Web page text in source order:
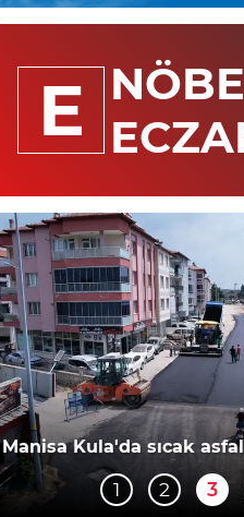
E
Manisa Kula'da sıcak
1 2 3